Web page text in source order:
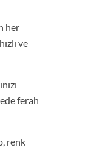
her
ve
ferah
renk